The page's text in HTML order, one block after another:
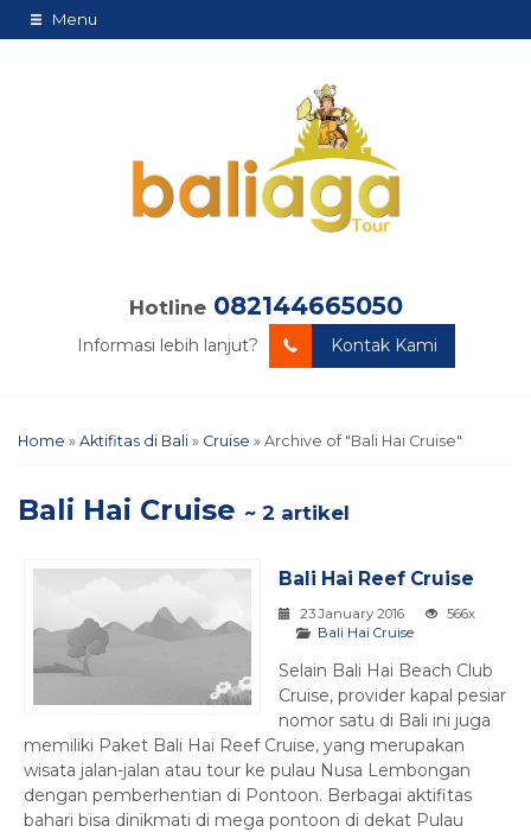
Menu
Hotline 082144665050
Informasi lebih lanjut? Kontak Kami
Home » Aktifitas di Bali » Cruise » Archive of "Bali Hai Cruise"
Bali Hai Cruise ~ 2 artikel
Bali Hai Reef Cruise
23 January 2016
566x
Bali Hai Cruise
Selain Bali Hai Beach Club
Cruise, provider kapal pesiar
nomor satu di Bali ini juga
memiliki Paket Bali Hai Reef Cruise, yang merupakan
wisata jalan-jalan atau tour ke pulau Nusa Lembongan
dengan pemberhentian di Pontoon. Berbagai aktifitas
bahari bisa dinikmati di mega pontoon di dekat Pulau